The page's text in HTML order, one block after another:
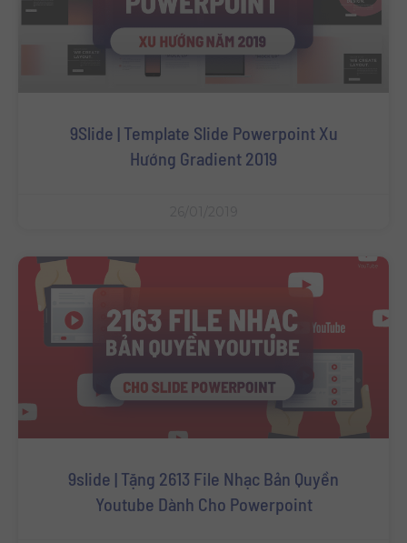
9Slide | Template Slide Powerpoint Xu
Hướng Gradient 2019
9slide | Tặng 2613 File Nhạc Bản Quyền
Youtube Dành Cho Powerpoint